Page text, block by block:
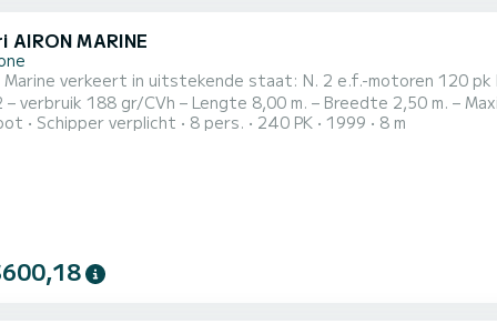
AIRON MARINE
in uitstekende staat: N. 2 e.f.-motoren 120 pk benzinemotor “VOLVO PENTA” AQ/D/275 – Cilinderinhoud
8,00 m. – Breedte 2,50 m. – Maximaal passagiersvervoer n. 8 en aanverwante
- stereo - - Elektrische lier - anker met 50 m. ketting en bediening vanaf bestuurdersstoel
Schipper verplicht 8 pers. 240 PK 1999 8 m